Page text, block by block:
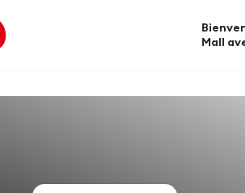
Mall